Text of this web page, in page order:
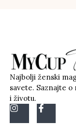
Najbolji ženski
savete. Saznajte
i životu.